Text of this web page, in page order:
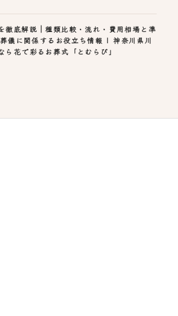
徹底解説｜種類比較・流れ・費用相場と準
儀に関係するお役立ち情報 | 神奈川県川
ら花で彩るお葬式「とむらび」